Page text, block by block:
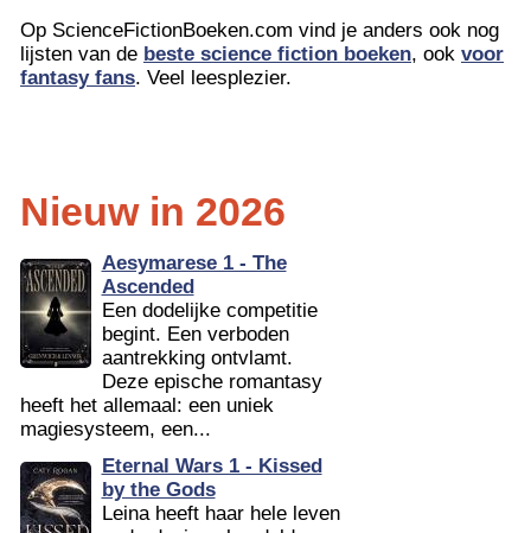
Op ScienceFictionBoeken.com vind je anders ook nog
lijsten van de beste science fiction boeken, ook voor
fantasy fans. Veel leesplezier.
Nieuw in 2026
Aesymarese 1 - The
Ascended
Een dodelijke competitie
begint. Een verboden
aantrekking ontvlamt.
Deze epische romantasy
heeft het allemaal: een uniek
magiesysteem, een...
Eternal Wars 1 - Kissed
by the Gods
Leina heeft haar hele leven